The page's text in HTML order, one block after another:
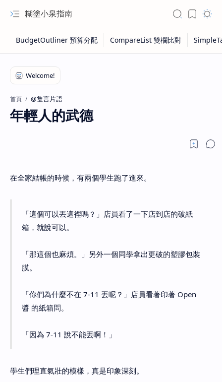
糊塗小泉指南
首頁 @隻言片語
年輕人的武德
在全家結帳的時候，有兩個學生跑了進來。
「這個可以丟這裡嗎？」店員看了一下店到店的破紙
箱，就說可以。
「那這個也麻煩。」另外一個同學拿出更破的塑膠包裝
膜。
「你們為什麼不在 7-11 丟呢？」店員看著印著 Open
醬 的紙箱問。
「因為 7-11 說不能丟啊！」
學生們理直氣壯的模樣，真是印象深刻。